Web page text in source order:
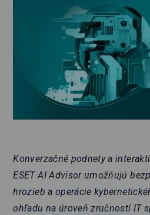
Konverzačné podnety a
ESET AI Advisor umožňujú
hrozieb a operácie
ohľadu na úroveň zručností IT